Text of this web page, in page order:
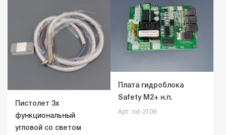
Пистолет 3х
функциональный
угловой со светом
Плата гидроблока
Safety M2+ н.п.
Арт.: nd-2109